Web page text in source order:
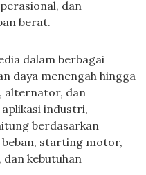
dan
berat.
dalam berbagai
daya menengah hingga
alternator, dan
industri,
berdasarkan
beban, starting motor,
kebutuhan